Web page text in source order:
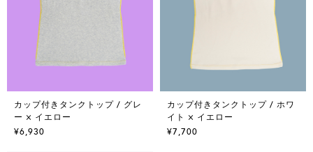
カップ付きタンクトップ / グレ
ー × イエロー
¥6,930
カップ付きタンクトップ / ホワ
イト × イエロー
¥7,700